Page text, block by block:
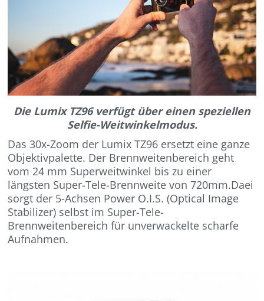
Die Lumix TZ96 verfügt über einen speziellen
Selfie-Weitwinkelmodus.
Das 30x-Zoom der Lumix TZ96 ersetzt eine ganze
Objektivpalette. Der Brennweitenbereich geht
vom 24 mm Superweitwinkel bis zu einer
längsten Super-Tele-Brennweite von 720mm.Daei
sorgt der 5-Achsen Power O.I.S. (Optical Image
Stabilizer) selbst im Super-Tele-
Brennweitenbereich für unverwackelte scharfe
Aufnahmen.